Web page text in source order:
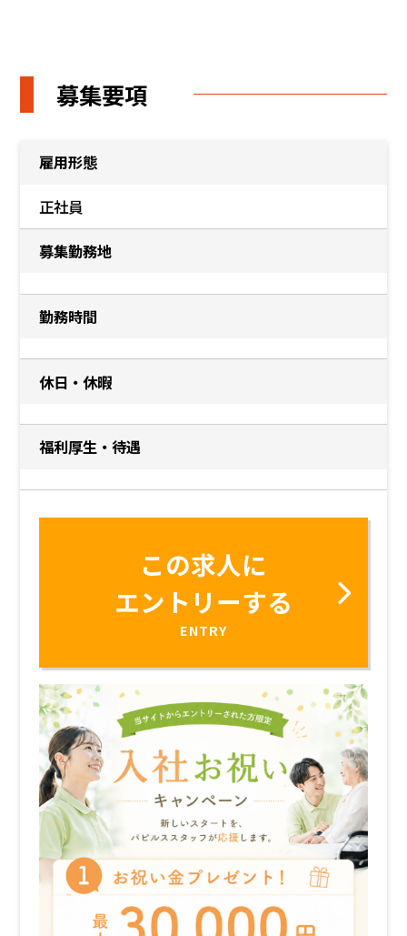
募集要項
雇用形態
正社員
募集勤務地
勤務時間
休日・休暇
福利厚生・待遇
この求人に
エントリーする
ENTRY